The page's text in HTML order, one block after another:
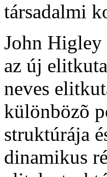
társadalmi
John Higley
az új
neves
különbözõ
struktúrája
dinamikus